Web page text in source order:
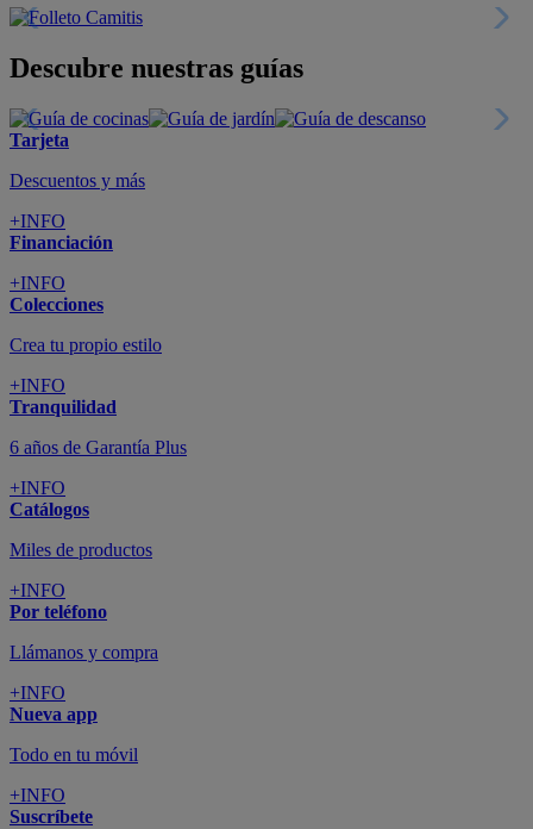
Descubre nuestras guías
Tarjeta
Descuentos y más
+INFO
Financiación
+INFO
Colecciones
Crea tu propio estilo
+INFO
Tranquilidad
6 años de Garantía Plus
+INFO
Catálogos
Miles de productos
+INFO
Por teléfono
Llámanos y compra
+INFO
Nueva app
Todo en tu móvil
+INFO
Suscríbete